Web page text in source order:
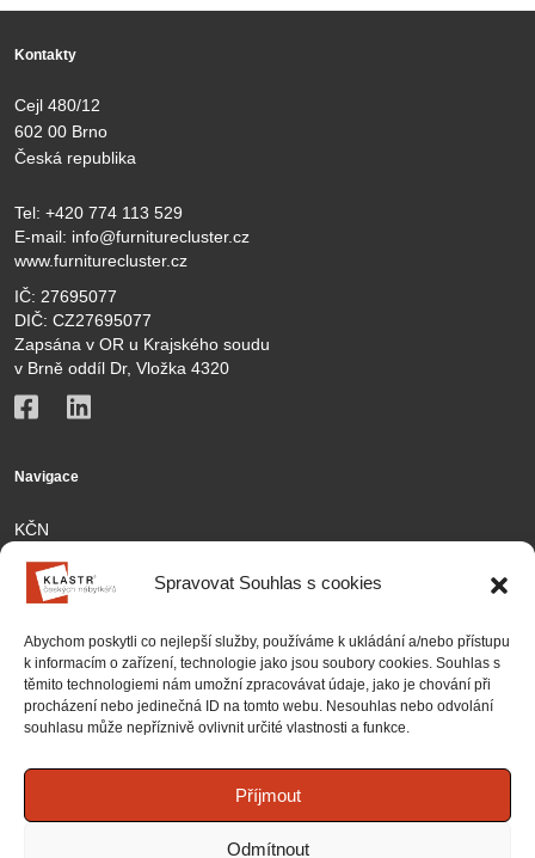
Spravovat Souhlas s cookies
Abychom poskytli co nejlepší služby, používáme k ukládání a/nebo přístupu
k informacím o zařízení, technologie jako jsou soubory cookies. Souhlas s
těmito technologiemi nám umožní zpracovávat údaje, jako je chování při
procházení nebo jedinečná ID na tomto webu. Nesouhlas nebo odvolání
souhlasu může nepříznivě ovlivnit určité vlastnosti a funkce.
Příjmout
Odmítnout
Kontakty
Cejl 480/12
602 00 Brno
Česká republika
Tel: +420 774 113 529
E-mail: info@furniturecluster.cz
www.furniturecluster.cz
IČ: 27695077
DIČ: CZ27695077
Zapsána v OR u Krajského soudu
v Brně oddíl Dr, Vložka 4320
Navigace
KČN
Členové
Kontakt
Partnership
Projekty
Zásady cookies (EU)
Národní projekty